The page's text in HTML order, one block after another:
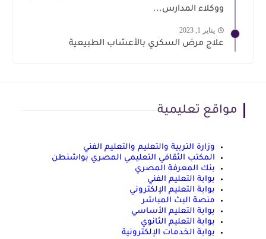
ووكلاء المدارس...
يناير 1, 2023
علاج مرض السكري بالأعشاب الطبيعية
مواقع تعليمية
وزارة التربية والتعليم والتعليم الفني
المكتب الثقافي التعليمي المصري بواشنطن
بنك المعرفة المصري
بوابة التعليم الفني
بوابة التعليم الإلكتروني
منصة البث المباشر
بوابة التعليم الأساسي
بوابة التعليم الثانوي
بوابة الخدمات الإلكترونية